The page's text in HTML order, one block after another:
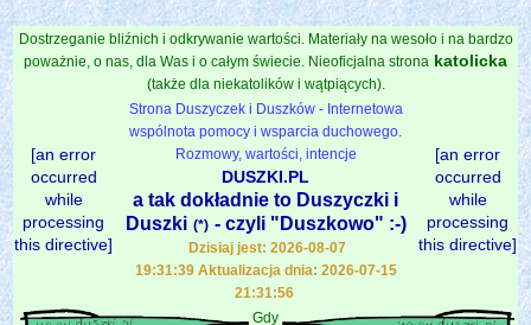
Dostrzeganie bliźnich i odkrywanie wartości. Materiały na wesoło i na bardzo
poważnie, o nas, dla Was i o całym świecie. Nieoficjalna strona katolicka
(także dla niekatolików i wątpiących).
[an error
occurred
while
processing
this directive]
Strona Duszyczek i Duszków - Internetowa
wspólnota pomocy i wsparcia duchowego.
Rozmowy, wartości, intencje
DUSZKI.PL
a tak dokładnie to Duszyczki i
Duszki (*) - czyli "Duszkowo" :-)
Dzisiaj jest: 2026-08-07
19:31:39 Aktualizacja dnia: 2026-07-15
21:31:56
[an error
occurred
while
processing
this directive]
Gdy